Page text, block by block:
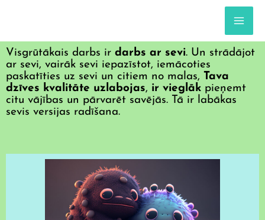
Visgrūtākais darbs ir darbs ar sevi. Un strādājot
ar sevi, vairāk sevi iepazīstot, iemācoties
paskatīties uz sevi un citiem no malas, Tava
dzīves kvalitāte uzlabojas, ir vieglāk pieņemt
citu vājības un pārvarēt savējās. Tā ir labākas
sevis versijas radīšana.